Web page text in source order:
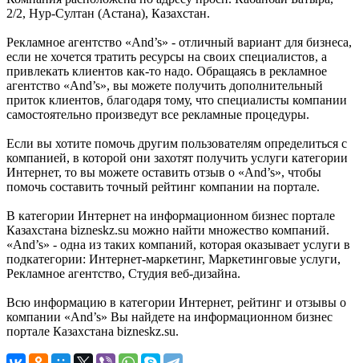
2/2, Нур-Султан (Астана), Казахстан.
Рекламное агентство «And’s» - отличный вариант для бизнеса,
если не хочется тратить ресурсы на своих специалистов, а
привлекать клиентов как-то надо. Обращаясь в рекламное
агентство «And’s», вы можете получить дополнительный
приток клиентов, благодаря тому, что специалисты компании
самостоятельно произведут все рекламные процедуры.
Если вы хотите помочь другим пользователям определиться с
компанией, в которой они захотят получить услуги категории
Интернет, то вы можете оставить отзыв о «And’s», чтобы
помочь составить точный рейтинг компании на портале.
В категории Интернет на информационном бизнес портале
Казахстана bizneskz.su можно найти множество компаний.
«And’s» - одна из таких компаний, которая оказывает услуги в
подкатегории: Интернет-маркетинг, Маркетинговые услуги,
Рекламное агентство, Студия веб-дизайна.
Всю информацию в категории Интернет, рейтинг и отзывы о
компании «And’s» Вы найдете на информационном бизнес
портале Казахстана bizneskz.su.